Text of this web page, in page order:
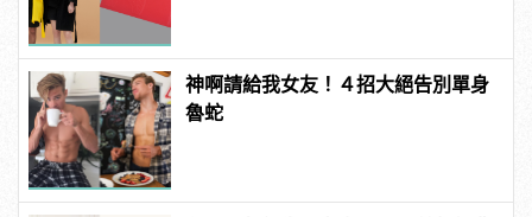
神啊請給我女友！４招大絕告別單身
魯蛇